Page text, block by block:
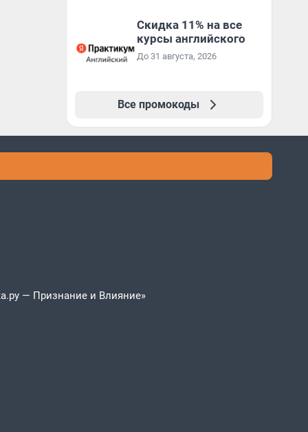
Скидка 11% на все
курсы английского
До 31 августа, 2026
Все промокоды
— Признание и Влияние»